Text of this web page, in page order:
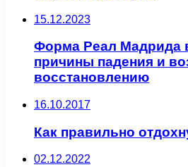
15.12.2023
Форма Реал Мадрида
причины падения и
восстановлению
16.10.2017
Как правильно
02.12.2022